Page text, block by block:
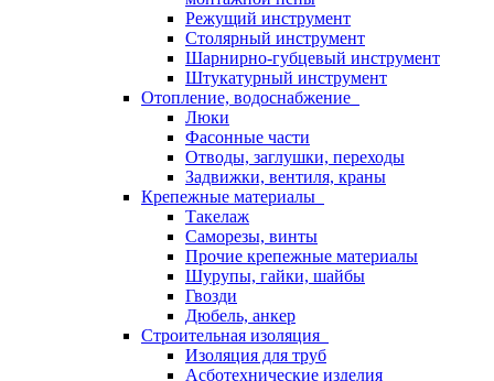
Режущий инструмент
Столярный инструмент
Шарнирно-губцевый инструмент
Штукатурный инструмент
Отопление, водоснабжение
Люки
Фасонные части
Отводы, заглушки, переходы
Задвижки, вентиля, краны
Крепежные материалы
Такелаж
Саморезы, винты
Прочие крепежные материалы
Шурупы, гайки, шайбы
Гвозди
Дюбель, анкер
Строительная изоляция
Изоляция для труб
Асботехнические изделия